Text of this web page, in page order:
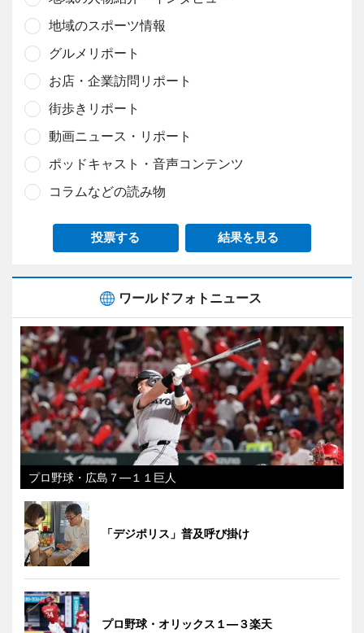
地域のスポーツ情報
グルメリポート
お店・企業訪問リポート
街歩きリポート
動画ニュース・リポート
ポッドキャスト・音声コンテンツ
コラムなどの読み物
投票する 結果を見る
ワールドフォトニュース
プロ野球・広島７―１１巨人
「デジポリス」普及呼び掛け
プロ野球・オリックス１―３楽天